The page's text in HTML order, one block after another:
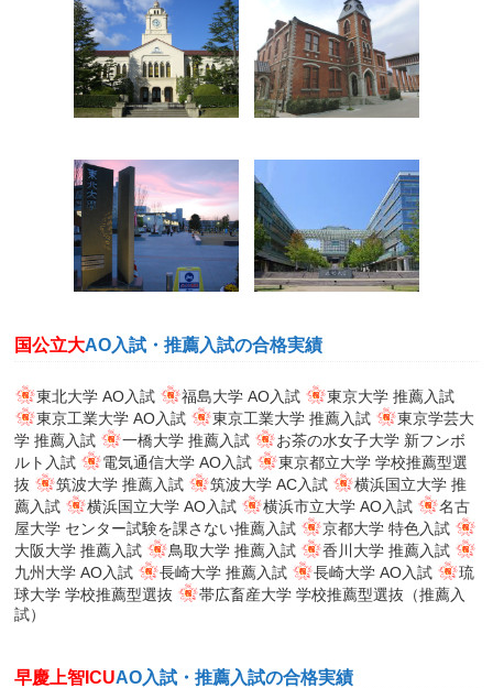
国公立大AO入試・推薦入試の合格実績
東北大学 AO入試 福島大学 AO入試
東京大学 推薦入試
東京工業大学 AO入試
東京工業大学 推薦入試
東京学芸大
学 推薦入試
一橋大学 推薦入試
お茶の水女子大学 新フンボ
ルト入試
電気通信大学 AO入試
東京都立大学 学校推薦型選
抜
筑波大学 推薦入試 筑波大学 AC入試
横浜国立大学 推
薦入試
横浜国立大学 AO入試 横浜市立大学 AO入試
名古
屋大学 センター試験を課さない推薦入試
京都大学 特色入試
大阪大学 推薦入試
鳥取大学 推薦入試
香川大学 推薦入試
九州大学 AO入試
長崎大学 推薦入試 長崎大学 AO入試
琉
球大学 学校推薦型選抜
帯広畜産大学 学校推薦型選抜（推薦入
試）
早慶上智ICUAO入試・推薦入試の合格実績